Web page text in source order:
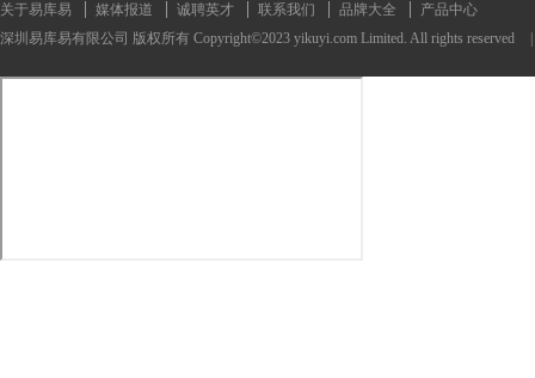
关于易库易 媒体报道 诚聘英才 联系我们 品牌大全
产品中心
深圳易库易有限公司 版权所有 Copyright©2023 yikuyi.com Limited. All rights reserved